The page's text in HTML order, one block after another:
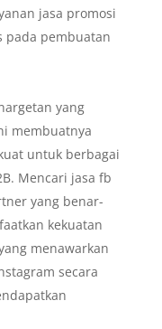
jasa promosi
pada pembuatan
yang
membuatnya
untuk berbagai
Mencari jasa fb
yang benar-
kekuatan
menawarkan
secara